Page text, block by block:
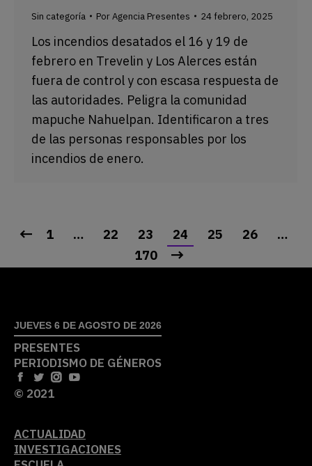
Sin categoría PorAgencia Presentes 24 febrero, 2025
Los incendios desatados el 16 y 19 de
febrero en Trevelin y Los Alerces están
fuera de control y con escasa respuesta de
las autoridades. Peligra la comunidad
mapuche Nahuelpan. Identificaron a tres
de las personas responsables por los
incendios de enero.
1 … 22 23 24 25 26
…
170
JUEVES 6 DE AGOSTO DE 2026
PRESENTES
PERIODISMO DE GÉNEROS
© 2021
ACTUALIDAD
INVESTIGACIONES